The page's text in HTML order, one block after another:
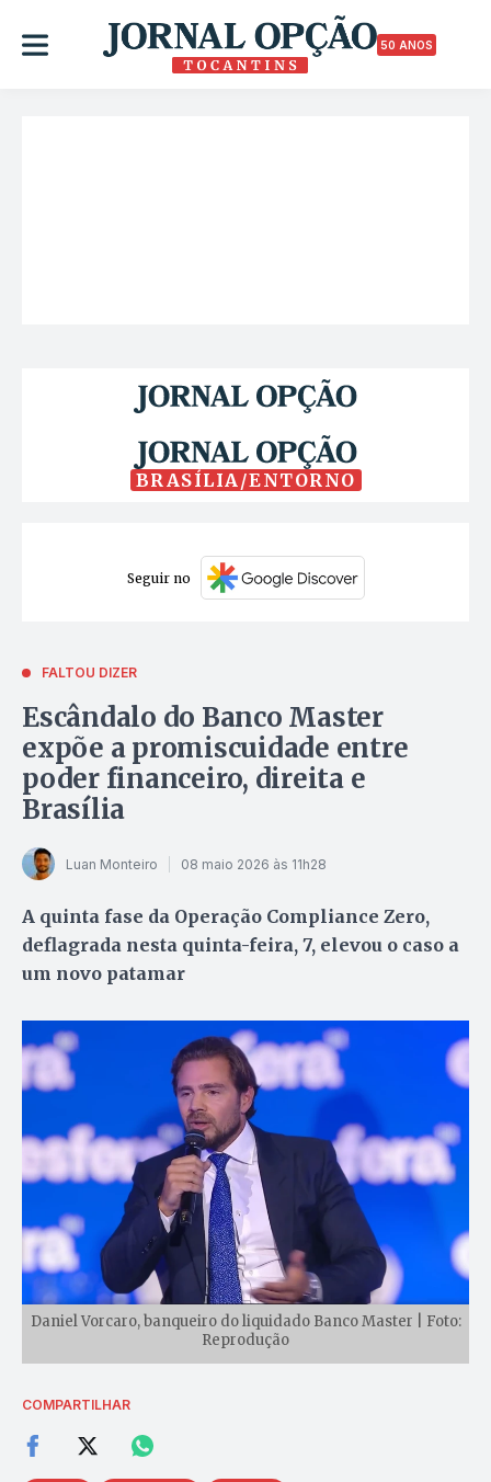
50 ANOS
BRASÍLIA/ENTORNO
Seguir no
FALTOU DIZER
Escândalo do Banco Master
expõe a promiscuidade entre
poder financeiro, direita e
Brasília
Luan Monteiro 08 maio 2026 às 11h28
A quinta fase da Operação Compliance Zero,
deflagrada nesta quinta-feira, 7, elevou o caso a
um novo patamar
Daniel Vorcaro, banqueiro do liquidado Banco Master | Foto:
Reprodução
COMPARTILHAR